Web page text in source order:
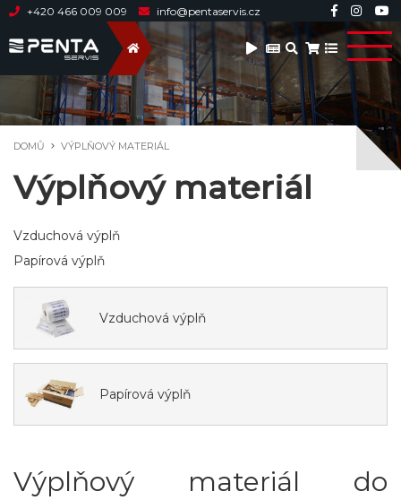
+420 466 009 009 info@pentaservis.cz
DOMŮ VÝPLŇOVÝ MATERIÁL
Výplňový materiál
Vzduchová výplň
Papírová výplň
Vzduchová výplň
Papírová výplň
Výplňový materiál do